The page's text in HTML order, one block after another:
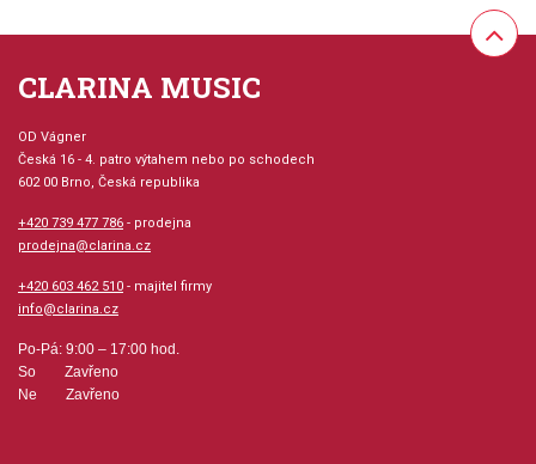
CLARINA MUSIC
OD Vágner
Česká 16 - 4. patro výtahem nebo po schodech
602 00 Brno, Česká republika
+420 739 477 786 - prodejna
prodejna@clarina.cz
+420 603 462 510 - majitel firmy
info@clarina.cz
Po-Pá: 9:00 – 17:00 hod.
So Zavřeno
Ne Zavřeno